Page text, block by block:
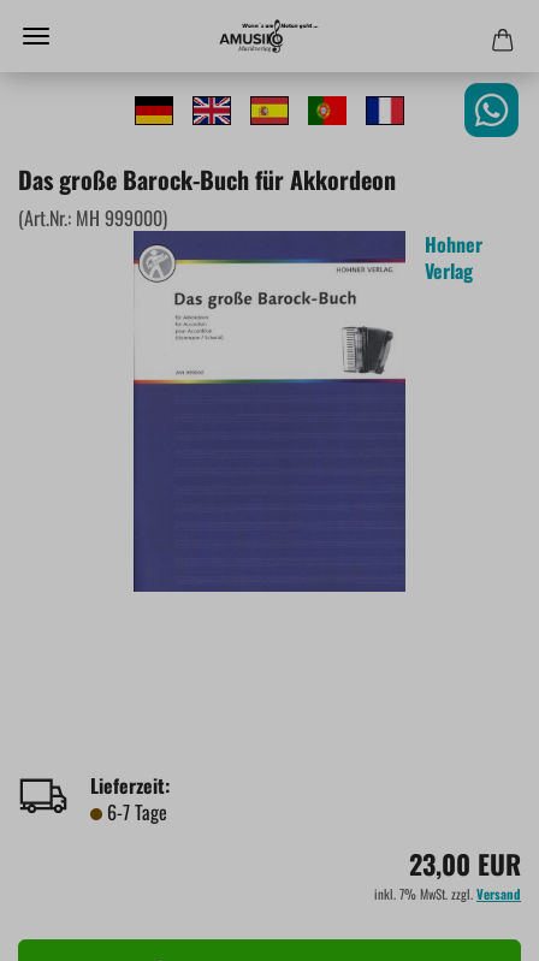
Das große Barock-Buch für Akkordeon
(Art.Nr.: MH 999000)
Hohner
Verlag
Lieferzeit:
6-7 Tage
23,00 EUR
inkl. 7% MwSt. zzgl.Versand